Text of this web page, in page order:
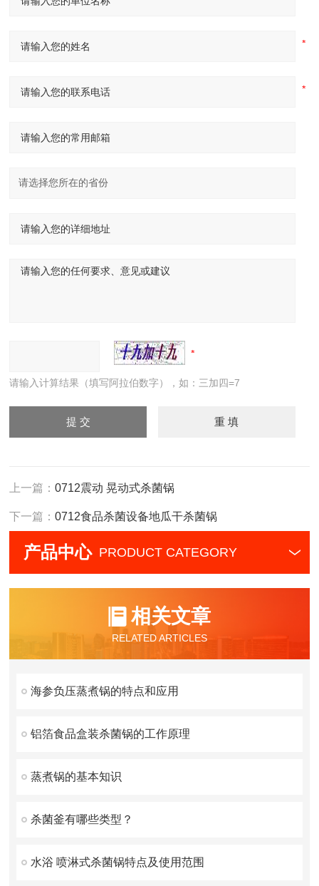
请输入计算结果（填写阿拉伯数字），如：三加四=7
上一篇：0712震动 晃动式杀菌锅
下一篇：0712食品杀菌设备地瓜干杀菌锅
产品中心 PRODUCT CATEGORY
相关文章
RELATED ARTICLES
海参负压蒸煮锅的特点和应用
铝箔食品盒装杀菌锅的工作原理
蒸煮锅的基本知识
杀菌釜有哪些类型？
水浴 喷淋式杀菌锅特点及使用范围